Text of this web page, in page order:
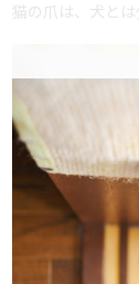
猫の爪は、犬とは